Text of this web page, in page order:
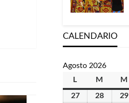
CALENDARIO
Agosto 2026
L lunedìM martedì
M
2727
28 29